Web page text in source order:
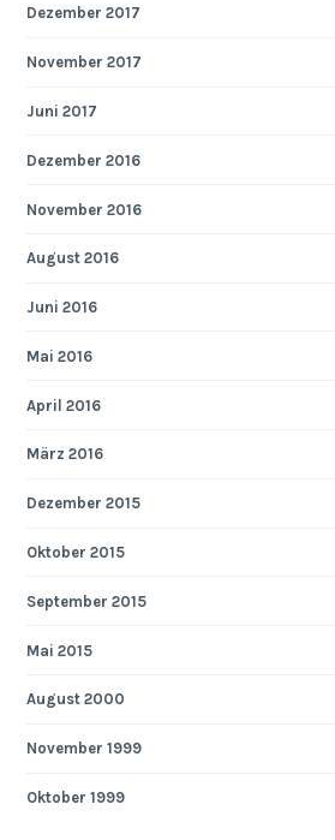
Dezember 2017
November 2017
Juni 2017
Dezember 2016
November 2016
August 2016
Juni 2016
Mai 2016
April 2016
März 2016
Dezember 2015
Oktober 2015
September 2015
Mai 2015
August 2000
November 1999
Oktober 1999